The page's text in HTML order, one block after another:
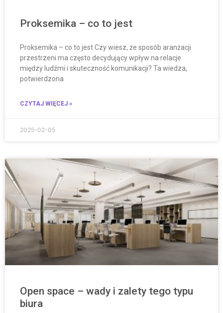
Proksemika – co to jest
Proksemika – co to jest Czy wiesz, że sposób aranżacji
przestrzeni ma często decydujący wpływ na relacje
między ludźmi i skuteczność komunikacji? Ta wiedza,
potwierdzona
CZYTAJ WIĘCEJ »
2025-02-05
Open space – wady i zalety tego typu
biura